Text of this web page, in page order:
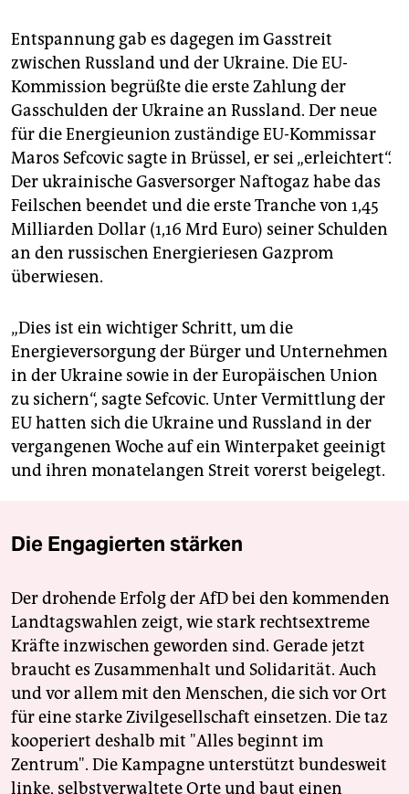
Entspannung gab es dagegen im Gasstreit
zwischen Russland und der Ukraine. Die EU-
Kommission begrüßte die erste Zahlung der
Gasschulden der Ukraine an Russland. Der neue
für die Energieunion zuständige EU-Kommissar
Maros Sefcovic sagte in Brüssel, er sei „erleichtert“.
Der ukrainische Gasversorger Naftogaz habe das
Feilschen beendet und die erste Tranche von 1,45
Milliarden Dollar (1,16 Mrd Euro) seiner Schulden
an den russischen Energieriesen Gazprom
überwiesen.
„Dies ist ein wichtiger Schritt, um die
Energieversorgung der Bürger und Unternehmen
in der Ukraine sowie in der Europäischen Union
zu sichern“, sagte Sefcovic. Unter Vermittlung der
EU hatten sich die Ukraine und Russland in der
vergangenen Woche auf ein Winterpaket geeinigt
und ihren monatelangen Streit vorerst beigelegt.
Die Engagierten stärken
Der drohende Erfolg der AfD bei den kommenden
Landtagswahlen zeigt, wie stark rechtsextreme
Kräfte inzwischen geworden sind. Gerade jetzt
braucht es Zusammenhalt und Solidarität. Auch
und vor allem mit den Menschen, die sich vor Ort
für eine starke Zivilgesellschaft einsetzen. Die taz
kooperiert deshalb mit "Alles beginnt im
Zentrum". Die Kampagne unterstützt bundesweit
linke, selbstverwaltete Orte und baut einen